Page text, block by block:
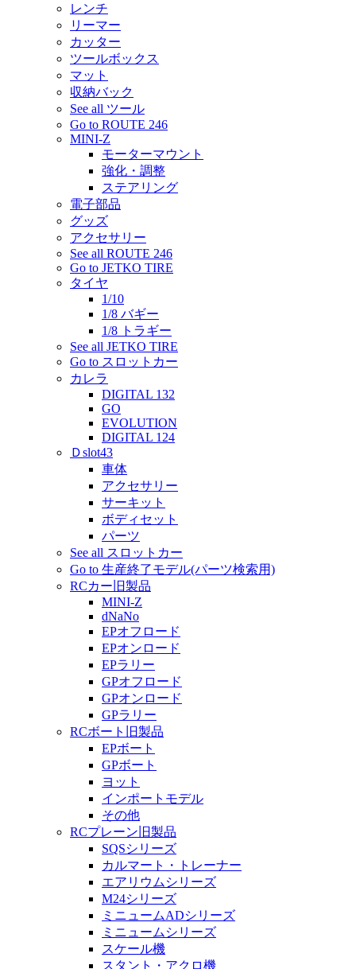
レンチ
リーマー
カッター
ツールボックス
マット
収納バック
See all ツール
Go to ROUTE 246
MINI-Z
モーターマウント
強化・調整
ステアリング
電子部品
グッズ
アクセサリー
See all ROUTE 246
Go to JETKO TIRE
タイヤ
1/10
1/8 バギー
1/8 トラギー
See all JETKO TIRE
Go to スロットカー
カレラ
DIGITAL 132
GO
EVOLUTION
DIGITAL 124
Ｄslot43
車体
アクセサリー
サーキット
ボディセット
パーツ
See all スロットカー
Go to 生産終了モデル(パーツ検索用)
RCカー旧製品
MINI-Z
dNaNo
EPオフロード
EPオンロード
EPラリー
GPオフロード
GPオンロード
GPラリー
RCボート旧製品
EPボート
GPボート
ヨット
インポートモデル
その他
RCプレーン旧製品
SQSシリーズ
カルマート・トレーナー
エアリウムシリーズ
M24シリーズ
ミニュームADシリーズ
ミニュームシリーズ
スケール機
スタント・アクロ機